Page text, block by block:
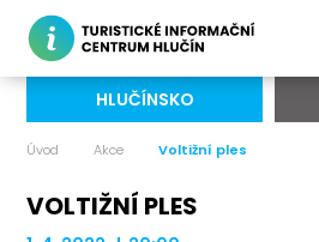
HLUČÍNSKO
Úvod Akce Voltižní ples
VOLTIŽNÍ PLES